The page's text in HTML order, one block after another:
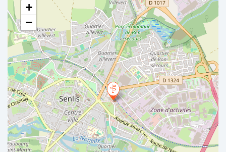
+
−